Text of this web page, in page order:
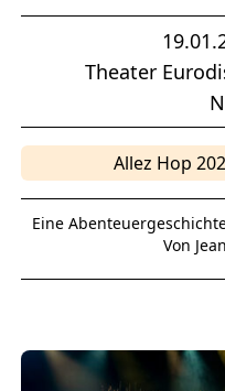
Theater
Allez Hop
Eine
Von